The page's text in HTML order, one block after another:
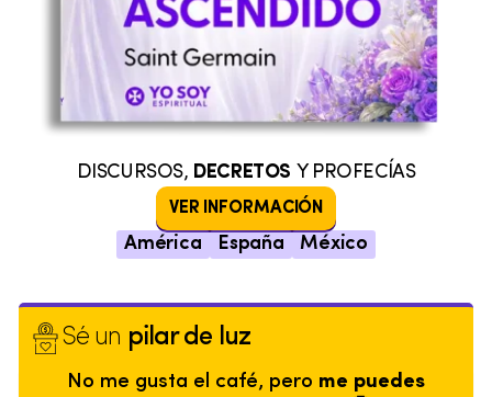
DISCURSOS, DECRETOS Y PROFECÍAS
VER INFORMACIÓN
América España México
Sé un pilar de luz
No me gusta el café, pero me puedes